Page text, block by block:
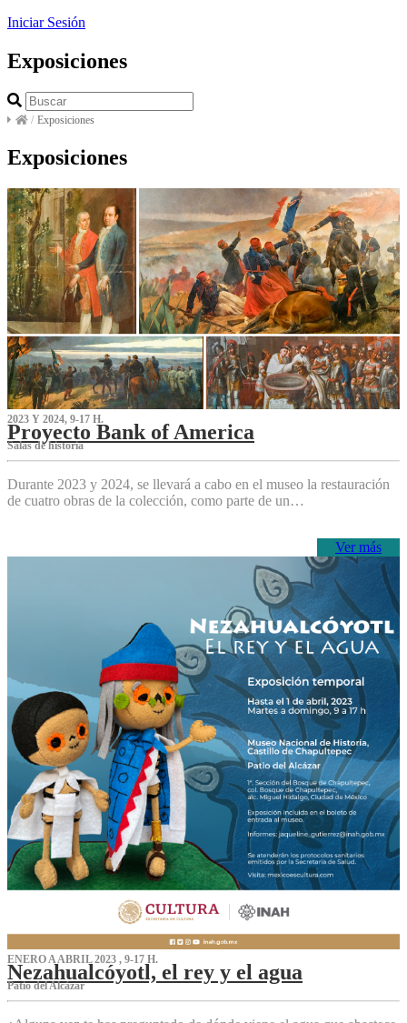
Iniciar Sesión
Exposiciones
/ Exposiciones
Exposiciones
2023 Y 2024, 9-17 H.
Proyecto Bank of America
S‌alas de historia
Durante 2023 y 2024, se llevará a cabo en el museo la restauración
de cuatro obras de la colección, como parte de un…
Ver más
ENERO A ABRIL 2023 , 9-17 H.
Nezahualcóyotl, el rey y el agua
Patio del Alcázar